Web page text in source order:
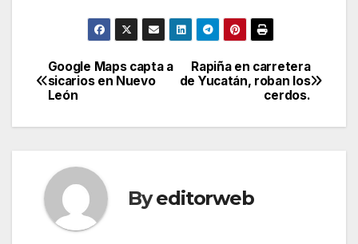
Post
navigation
Rapiña en carretera
de Yucatán, roban los
cerdos.
Google Maps capta a
sicarios en Nuevo
León
Byeditorweb